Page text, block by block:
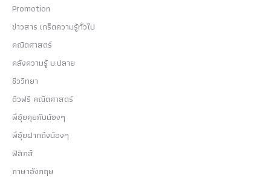
Promotion
ข่าวสาร เกร็ดความรู้ทั่วไป
คณิตศาสตร์
คลังความรู้ ม.ปลาย
ชีววิทยา
ติวฟรี คณิตศาสตร์
พี่อุ๋ยคุยกับน้องๆ
พี่อุ๋ยฝากถึงน้องๆ
ฟิสิกส์
ภาษาอังกฤษ